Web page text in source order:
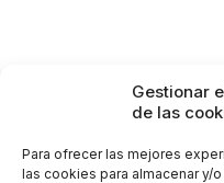
Gestionar
de las
Para ofrecer las mejores
las cookies para almacenar y/
OFTALMOLOGÍA
SÍNTOMAS